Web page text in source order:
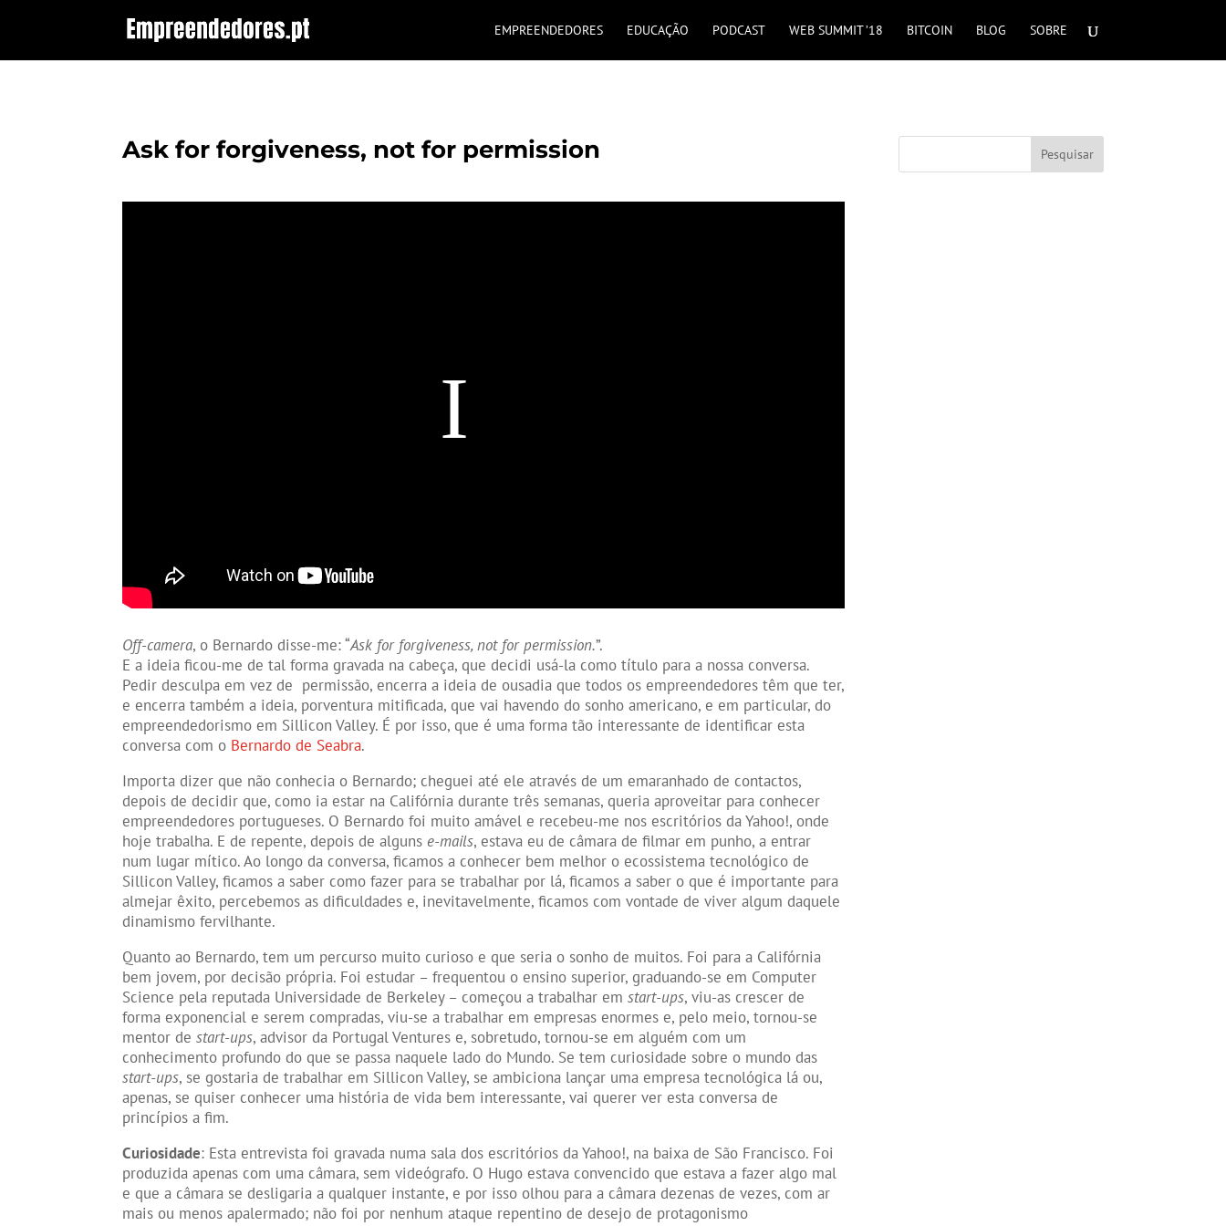
EMPREENDEDORES EDUCAÇÃO PODCAST WEB SUMMIT ’18 BITCOIN BLOG SOBRE
Ask for forgiveness, not for permission
Off-camera, o Bernardo disse-me: “Ask for forgiveness, not for permission.”.
E a ideia ficou-me de tal forma gravada na cabeça, que decidi usá-la como título para a nossa conversa.
Pedir desculpa em vez de permissão, encerra a ideia de ousadia que todos os empreendedores têm que ter,
e encerra também a ideia, porventura mitificada, que vai havendo do sonho americano, e em particular, do
empreendedorismo em Sillicon Valley. É por isso, que é uma forma tão interessante de identificar esta
conversa com o Bernardo de Seabra.
Importa dizer que não conhecia o Bernardo; cheguei até ele através de um emaranhado de contactos,
depois de decidir que, como ia estar na Califórnia durante três semanas, queria aproveitar para conhecer
empreendedores portugueses. O Bernardo foi muito amável e recebeu-me nos escritórios da Yahoo!, onde
hoje trabalha. E de repente, depois de alguns e-mails, estava eu de câmara de filmar em punho, a entrar
num lugar mítico. Ao longo da conversa, ficamos a conhecer bem melhor o ecossistema tecnológico de
Sillicon Valley, ficamos a saber como fazer para se trabalhar por lá, ficamos a saber o que é importante para
almejar êxito, percebemos as dificuldades e, inevitavelmente, ficamos com vontade de viver algum daquele
dinamismo fervilhante.
Quanto ao Bernardo, tem um percurso muito curioso e que seria o sonho de muitos. Foi para a Califórnia
bem jovem, por decisão própria. Foi estudar – frequentou o ensino superior, graduando-se em Computer
Science pela reputada Universidade de Berkeley – começou a trabalhar emstart-ups, viu-as crescer de
forma exponencial e serem compradas, viu-se a trabalhar em empresas enormes e, pelo meio, tornou-se
mentor destart-ups, advisor da Portugal Ventures e, sobretudo, tornou-se em alguém com um
conhecimento profundo do que se passa naquele lado do Mundo. Se tem curiosidade sobre o mundo das
start-ups, se gostaria de trabalhar em Sillicon Valley, se ambiciona lançar uma empresa tecnológica lá ou,
apenas, se quiser conhecer uma história de vida bem interessante, vai querer ver esta conversa de
princípios a fim.
Curiosidade: Esta entrevista foi gravada numa sala dos escritórios da Yahoo!, na baixa de São Francisco. Foi
produzida apenas com uma câmara, sem videógrafo. O Hugo estava convencido que estava a fazer algo mal
e que a câmara se desligaria a qualquer instante, e por isso olhou para a câmara dezenas de vezes, com ar
mais ou menos apalermado; não foi por nenhum ataque repentino de desejo de protagonismo